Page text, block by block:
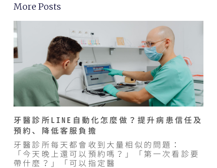
More Posts
牙醫診所LINE自動化怎麼做？提升病患信任及
預約、降低客服負擔
牙醫診所每天都會收到大量相似的問題：
「今天晚上還可以預約嗎？」「第一次看診要
帶什麼？」「可以指定醫